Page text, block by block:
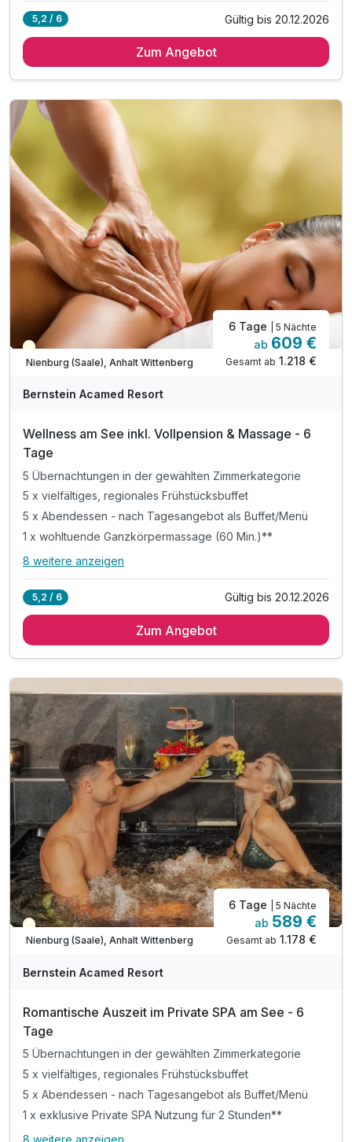
5 x Frühstück vom ausgewogenen Schlemmerbuffet
1 x Begrüßungscocktail
1 x Bernstein-Souvenir als Abschiedsgeschenk
1 x Wellnesstasche mit Bademantel und Saunatuch
inkl. Zugang zum Wellnessbereich „Salzkristall“
inkl. vielfältige Saunalandschaft & Dampfbad
inkl. beheizter Außenpool (ganzjährig)
inkl. Nutzung der Minigolfanlage
inkl. Nutzung der Spiel- und Leseecke
5,2 / 6 Gültig bis 20.12.2026
Zum Angebot
WAR
202
Teilweise ausgelastet
Nienburg (Saale), Anhalt Wittenberg
6 Tage | 5 Nächte
ab 609 €
Gesamt ab 1.218 €
Bernstein Acamed Resort
Wellness am See inkl. Vollpension & Massage - 6
Tage
5 Übernachtungen in der gewählten Zimmerkategorie
5 x vielfältiges, regionales Frühstücksbuffet
5 x Abendessen - nach Tagesangebot als Buffet/Menü
1 x wohltuende Ganzkörpermassage (60 Min.)**
Alle Inklusivleistungen
5 x vielfältiges, regionales Frühstücksbuffet
5 x Mittagessen im Rahmen der Vollpension
5 x genüssliche Kaffee- und Kuchenzeit
1 x Flasche Sekt zur Anreise
1 x kleines Bernstein-Souvenir pro Zimmer
1 x Wellnesstasche mit Bademantel und Saunatuch
inkl. Zugang zum Wellnessbereich „Salzkristall“
inkl. vielfältige Saunalandschaft & Dampfbad
inkl. beheizter Außenpool (ganzjährig)
8 weitere anzeigen
5,2 / 6 Gültig bis 20.12.2026
Zum Angebot
WAR
202
Teilweise ausgelastet
Nienburg (Saale), Anhalt Wittenberg
6 Tage | 5 Nächte
ab 589 €
Gesamt ab 1.178 €
Bernstein Acamed Resort
Romantische Auszeit im Private SPA am See - 6
Tage
5 Übernachtungen in der gewählten Zimmerkategorie
5 x vielfältiges, regionales Frühstücksbuffet
5 x Abendessen - nach Tagesangebot als Buffet/Menü
1 x exklusive Private SPA Nutzung für 2 Stunden**
8 weitere anzeigen